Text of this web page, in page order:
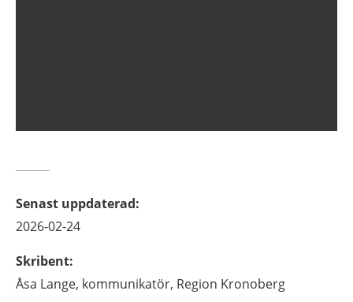
Senast uppdaterad:
2026-02-24
Skribent:
Åsa Lange, kommunikatör, Region Kronoberg